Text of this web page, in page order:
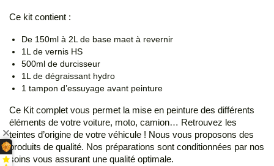
Ce kit contient :
De 150ml à 2L de base maet à revernir
1L de vernis HS
500ml de durcisseur
1L de dégraissant hydro
1 tampon d’essuyage avant peinture
Ce Kit complet vous permet la mise en peinture des différents
éléments de votre voiture, moto, camion… Retrouvez les
teintes d’origine de votre véhicule ! Nous vous proposons des
produits de qualité. Nos préparations sont conditionnées par nos
soins vous assurant une qualité optimale.